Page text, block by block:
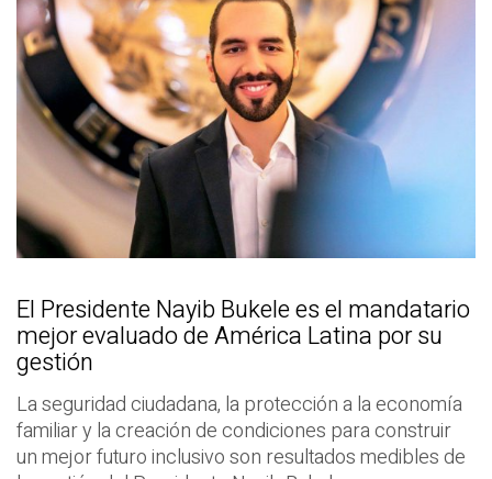
El Presidente Nayib Bukele es el mandatario
mejor evaluado de América Latina por su
gestión
La seguridad ciudadana, la protección a la economía
familiar y la creación de condiciones para construir
un mejor futuro inclusivo son resultados medibles de